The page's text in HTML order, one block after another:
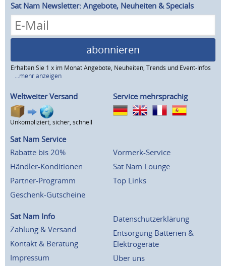
Sat Nam Newsletter: Angebote, Neuheiten & Specials
abonnieren
Erhalten Sie 1 x im Monat Angebote, Neuheiten, Trends und Event-Infos
...mehr anzeigen
Weltweiter Versand
Unkompliziert, sicher, schnell
Service mehrsprachig
Sat Nam Service
Rabatte bis 20%
Händler-Konditionen
Partner-Programm
Geschenk-Gutscheine
Vormerk-Service
Sat Nam Lounge
Top Links
Sat Nam Info
Zahlung & Versand
Kontakt & Beratung
Impressum
Datenschutzerklärung
Entsorgung Batterien &
Elektrogeräte
Über uns